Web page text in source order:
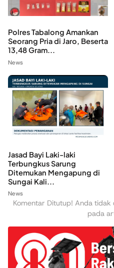
Polres Tabalong Amankan
Seorang Pria di Jaro, Beserta
13,48 Gram...
News
Jasad Bayi Laki-laki
Terbungkus Sarung
Ditemukan Mengapung di
Sungai Kali...
News
Komentar Ditutup! Anda
pada